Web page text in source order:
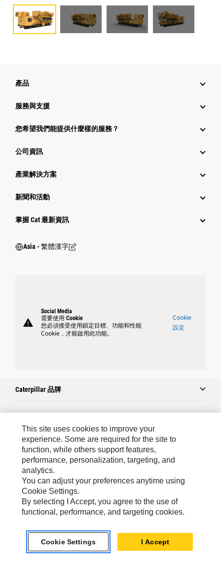
產品
服務與支援
您希望我們能提供什麼樣的服務？
公司資訊
產業解決方案
新聞和活動
掌握 Cat 最新資訊
Asia - 繁體漢字
warning
Social Media
需要使用 Cookie
您必須接受使用鎖定目標、功能和性能
Cookie，才能啟用此功能。
Cookie
設定
Caterpillar 品牌
Caterpillar.com
聯絡 Caterpillar
我的行銷偏好設定
網站地圖
Cookie Settings
法律
This site uses cookies to improve your
experience. Some are required for the site to
function, while others support features,
performance, personalization, targeting, and
analytics.
You can adjust your preferences anytime using
Cookie Settings.
By selecting I Accept, you agree to the use of
functional, performance, and targeting cookies.
Cookie Settings I Accept